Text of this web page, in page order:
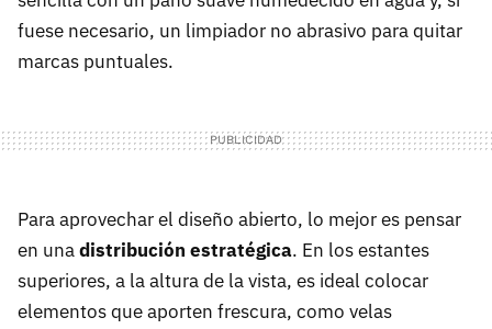
fuese necesario, un limpiador no abrasivo para quitar
marcas puntuales.
Para aprovechar el diseño abierto, lo mejor es pensar
en unadistribución estratégica. En los estantes
superiores, a la altura de la vista, es ideal colocar
elementos que aporten frescura, como velas